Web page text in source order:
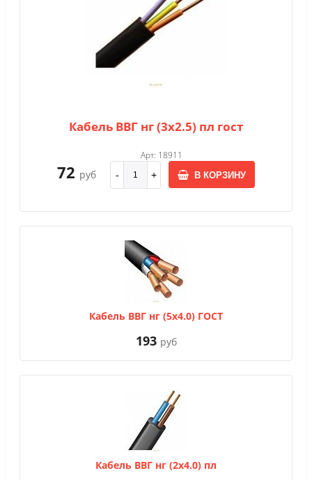
Кабель ВВГ нг (3х2.5) пл гост
Арт: 18911
72 руб В КОРЗИНУ
Кабель ВВГ нг (5х4.0) ГОСТ
193 руб
Кабель ВВГ нг (2х4.0) пл